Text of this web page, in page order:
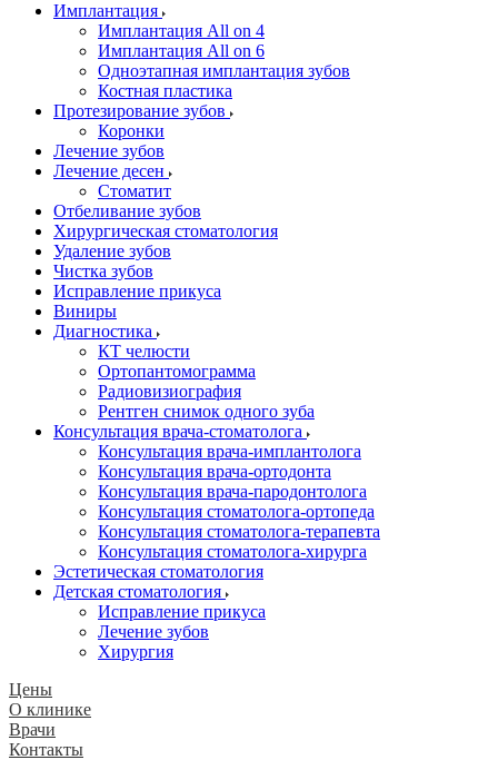
Имплантация
Имплантация All on 4
Имплантация All on 6
Одноэтапная имплантация зубов
Костная пластика
Протезирование зубов
Коронки
Лечение зубов
Лечение десен
Стоматит
Отбеливание зубов
Хирургическая стоматология
Удаление зубов
Чистка зубов
Исправление прикуса
Виниры
Диагностика
КТ челюсти
Ортопантомограмма
Радиовизиография
Рентген снимок одного зуба
Консультация врача-стоматолога
Консультация врача-имплантолога
Консультация врача-ортодонта
Консультация врача-пародонтолога
Консультация стоматолога-ортопеда
Консультация стоматолога-терапевта
Консультация стоматолога-хирурга
Эстетическая стоматология
Детская стоматология
Исправление прикуса
Лечение зубов
Хирургия
Цены
О клинике
Врачи
Контакты